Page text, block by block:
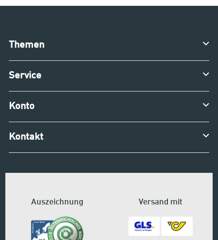
Themen
Service
Konto
Kontakt
Auszeichnung Versand mit